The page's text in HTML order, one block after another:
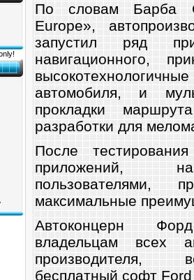
По словам Барба
Europe»,
запустил ряд
навигационного,
автомобиля, и
прокладки
разработки для
После
приложений,
пользователями,
максимальные
Автоконцерн
владельцам всех
производителя,
бесплатный софт